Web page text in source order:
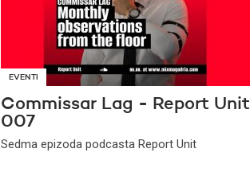
EVENTI
Commissar Lag - Report Unit
007
Sedma epizoda podcasta Report Unit